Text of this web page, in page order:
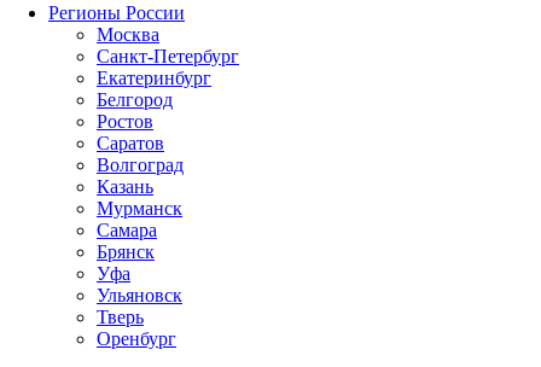
Регионы России
Москва
Санкт-Петербург
Екатеринбург
Белгород
Ростов
Саратов
Волгоград
Казань
Мурманск
Самара
Брянск
Уфа
Ульяновск
Тверь
Оренбург